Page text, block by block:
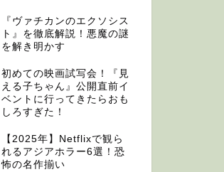
『ヴァチカンのエクソシス
ト』を徹底解説！悪魔の謎
を解き明かす
初めての映画試写会！『見
える子ちゃん』公開直前イ
ベントに行ってきたらおも
しろすぎた！
【2025年】Netflixで観ら
れるアジアホラー6選！恐
怖の名作揃い